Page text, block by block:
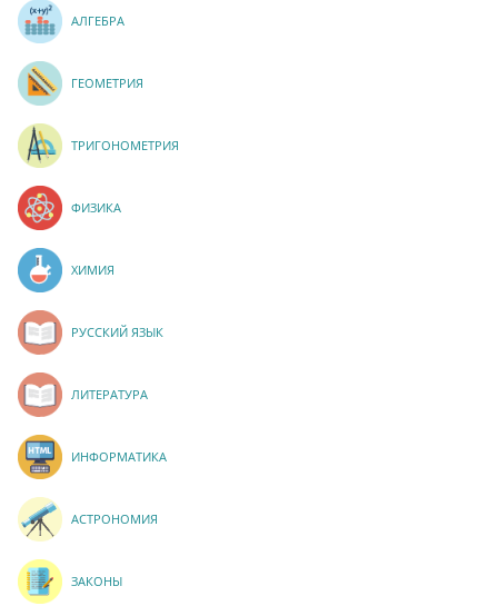
АЛГЕБРА
ГЕОМЕТРИЯ
ТРИГОНОМЕТРИЯ
ФИЗИКА
ХИМИЯ
РУССКИЙ ЯЗЫК
ЛИТЕРАТУРА
ИНФОРМАТИКА
АСТРОНОМИЯ
ЗАКОНЫ